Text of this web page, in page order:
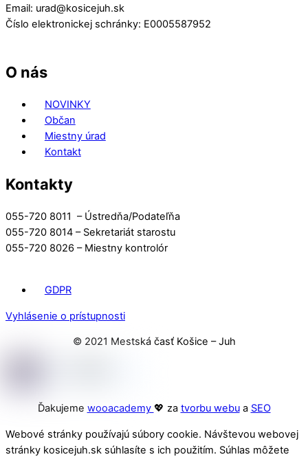
Email: urad@kosicejuh.sk
Číslo elektronickej schránky: E0005587952
O nás
NOVINKY
Občan
Miestny úrad
Kontakt
Kontakty
055-720 8011 – Ústredňa/Podateľňa
055-720 8014 – Sekretariát starostu
055-720 8026 – Miestny kontrolór
GDPR
Vyhlásenie o prístupnosti
© 2021 Mestská časť Košice – Juh
Ďakujeme wooacademy 💖 za tvorbu webua SEO
Webové stránky používajú súbory cookie. Návštevou webovej
stránky kosicejuh.sk súhlasíte s ich použitím. Súhlas môžete